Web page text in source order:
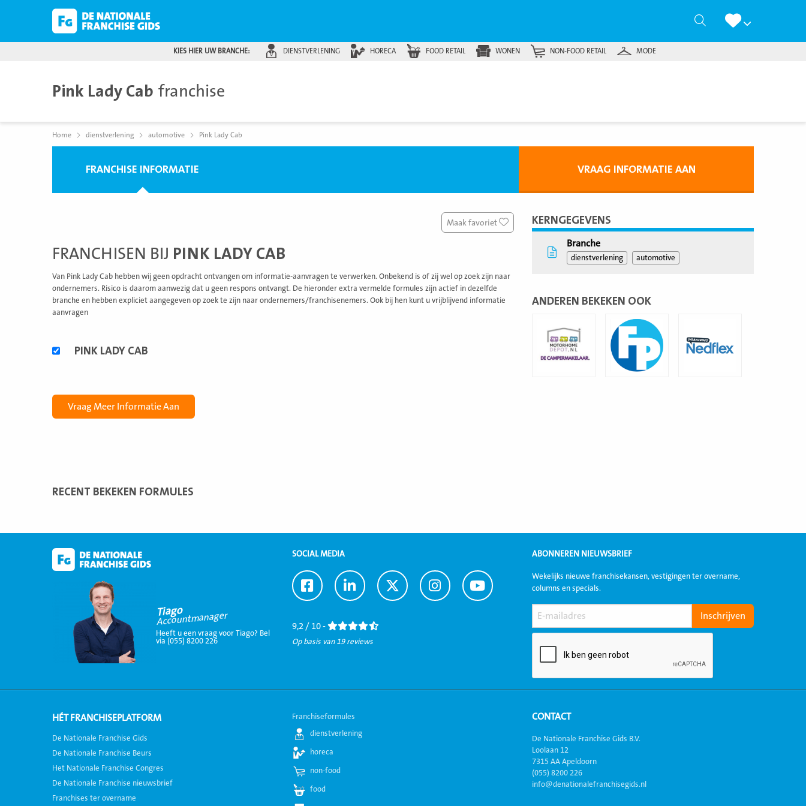
Zoeken
KIES HIER UW BRANCHE: DIENSTVERLENING HORECA FOOD RETAIL WONEN NON-FOOD RETAIL MODE
Pink Lady Cab franchise
Home dienstverlening automotive Pink Lady Cab
FRANCHISE INFORMATIE VRAAG INFORMATIE AAN
Maak favoriet
FRANCHISEN BIJ PINK LADY CAB
Van Pink Lady Cab hebben wij geen opdracht ontvangen om informatie-aanvragen te verwerken. Onbekend is of zij wel op zoek zijn naar
ondernemers. Risico is daarom aanwezig dat u geen respons ontvangt. De hieronder extra vermelde formules zijn actief in dezelfde
branche en hebben expliciet aangegeven op zoek te zijn naar ondernemers/franchisenemers. Ook bij hen kunt u vrijblijvend informatie
aanvragen
formulesPINK LADY CAB
KERNGEGEVENS
Branche
dienstverlening automotive
ANDEREN BEKEKEN OOK
meer
Lees
meer
meer
RECENT BEKEKEN FORMULES
Tiago
Accountmanager
Heeft u een vraag voor Tiago? Bel
via (055) 8200 226
SOCIAL MEDIA
Ga
naar
Ga
naar
Ga
naar
Ga
naar
Ga
naar
9,2 / 10 -
Op basis van 19 reviews
ABONNEREN NIEUWSBRIEF
Wekelijks nieuwe franchisekansen, vestigingen ter overname,
columns en specials.
HÉT FRANCHISEPLATFORM
De Nationale Franchise Gids
De Nationale Franchise Beurs
Het Nationale Franchise Congres
De Nationale Franchise nieuwsbrief
Franchises ter overname
Franchiseformules
dienstverlening
horeca
non-food
food
CONTACT
De Nationale Franchise Gids B.V.
Loolaan 12
7315 AA Apeldoorn
(055) 8200 226
info@denationalefranchisegids.nl